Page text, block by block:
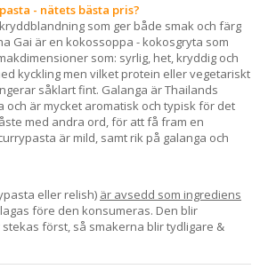
- nätets bästa pris?
som ger både smak och färg
Gai är en kokossoppa - kokosgryta som
som: syrlig, het, kryddig och
kyckling men vilket protein eller vegetariskt
såklart fint. Galanga är Thailands
och är mycket aromatisk och typisk för det
med andra ord, för att få fram en
är mild, samt rik på galanga och
eller relish) är avsedd som ingrediens
före den konsumeras. Den blir
först, så smakerna blir tydligare &